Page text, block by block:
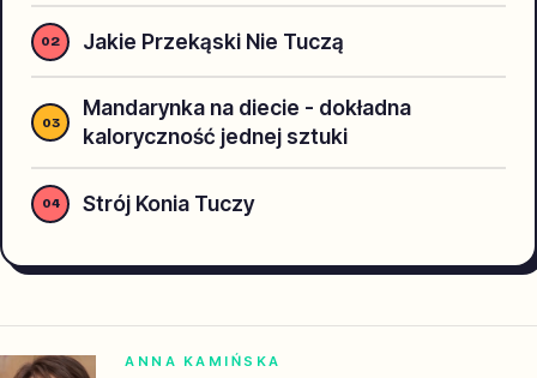
Jakie Przekąski Nie Tuczą
Mandarynka na diecie - dokładna
kaloryczność jednej sztuki
Strój Konia Tuczy
ANNA KAMIŃSKA